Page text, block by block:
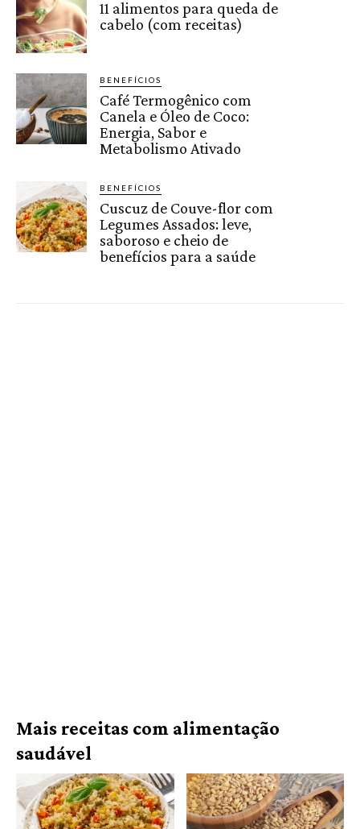
11 alimentos para queda de
cabelo (com receitas)
BENEFÍCIOS
Café Termogênico com
Canela e Óleo de Coco:
Energia, Sabor e
Metabolismo Ativado
BENEFÍCIOS
Cuscuz de Couve-flor com
Legumes Assados: leve,
saboroso e cheio de
benefícios para a saúde
Mais receitas com alimentação
saudável